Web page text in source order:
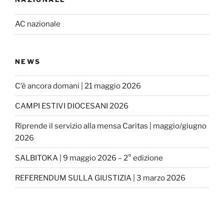
AC nazionale
NEWS
C’è ancora domani | 21 maggio 2026
CAMPI ESTIVI DIOCESANI 2026
Riprende il servizio alla mensa Caritas | maggio/giugno
2026
SALBITOKA | 9 maggio 2026 – 2° edizione
REFERENDUM SULLA GIUSTIZIA | 3 marzo 2026